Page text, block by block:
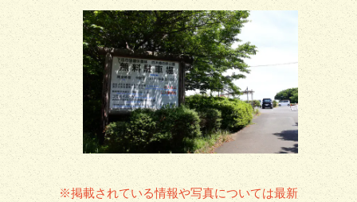
※掲載されている情報や写真については最新